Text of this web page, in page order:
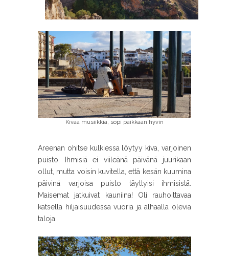
Kivaa musiikkia, sopi paikkaan hyvin
Areenan ohitse kulkiessa löytyy kiva, varjoinen
puisto. Ihmisiä ei viileänä päivänä juurikaan
ollut, mutta voisin kuvitella, että kesän kuumina
päivinä varjoisa puisto täyttyisi ihmisistä.
Maisemat jatkuivat kauniina! Oli rauhoittavaa
katsella hiljaisuudessa vuoria ja alhaalla olevia
taloja.